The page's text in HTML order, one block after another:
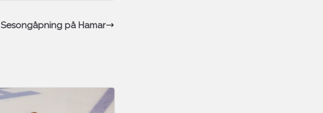
Sesongåpning på Hamar